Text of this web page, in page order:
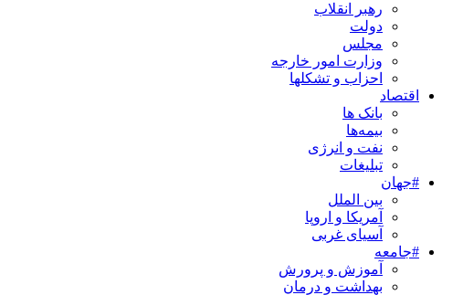
رهبر انقلاب
دولت
مجلس
وزارت امور خارجه
احزاب و تشکلها
اقتصاد
بانک ها
بیمه‌ها
نفت و انرژی
تبلیغات
#جهان
بین الملل
آمریکا و اروپا
آسیای غربی
#جامعه
آموزش و پرورش
بهداشت و درمان